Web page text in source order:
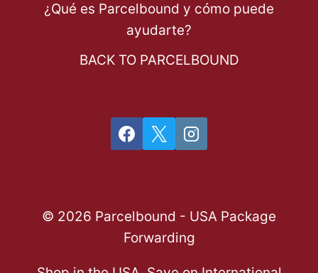
¿Qué es Parcelbound y cómo puede
ayudarte?
BACK TO PARCELBOUND
© 2026 Parcelbound - USA Package
Forwarding